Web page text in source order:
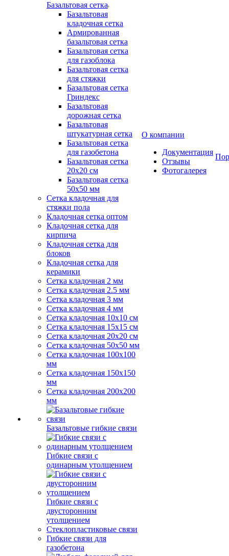
Базальтовая сетка
Базальтовая
кладочная сетка
Армированная
базальтовая сетка
Базальтовая сетка
для газоблока
Базальтовая сетка
для стяжки
Базальтовая сетка
Гриндекс
Базальтовая
дорожная сетка
Базальтовая
штукатурная сетка
Базальтовая сетка
для газобетона
Базальтовая сетка
20x20 см
Базальтовая сетка
50x50 мм
Сетка кладочная для
стяжки пола
Кладочная сетка оптом
Кладочная сетка для
кирпича
Кладочная сетка для
блоков
Кладочная сетка для
керамики
Сетка кладочная 2 мм
Сетка кладочная 2.5 мм
Сетка кладочная 3 мм
Сетка кладочная 4 мм
Сетка кладочная 10x10 см
Сетка кладочная 15x15 см
Сетка кладочная 20x20 см
Сетка кладочная 50x50 мм
Сетка кладочная 100x100
мм
Сетка кладочная 150x150
мм
Сетка кладочная 200x200
мм
Базальтовые гибкие связи
Гибкие связи с
одинарным утолщением
Гибкие связи с
двусторонним
утолщением
Стеклопластиковые связи
Гибкие связи для
газобетона
О компании
Документация
Отзывы
Фотогалерея